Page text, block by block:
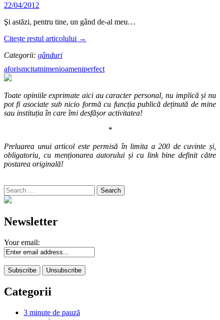
22/04/2012
Şi astăzi, pentru tine, un gând de-al meu…
Citește restul articolului →
Categorii: gânduri
aforismcitatnimenioameniperfect
Toate opiniile exprimate aici au caracter personal, nu implică și nu
pot fi asociate sub nicio formă cu funcția publică deținută de mine
sau instituția în care îmi desfășor activitatea!
*
Preluarea unui articol este permisă în limita a 200 de cuvinte și,
obligatoriu, cu menționarea autorului și cu link bine definit către
postarea originală!
Search
for:
Newsletter
Your email:
Categorii
3 minute de pauză